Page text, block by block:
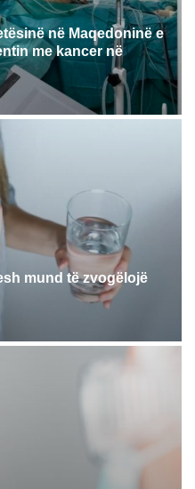
në Maqedoninë e
me kancer në
mund të zvogëlojë